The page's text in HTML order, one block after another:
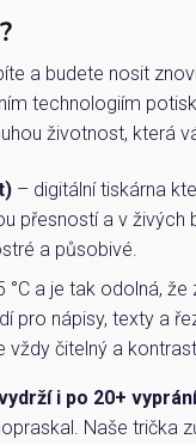
a budete nosit
technologiím
životnost, která
– digitální tiskárna
přesností a v živých
a působivé.
°C a je tak odolná, že
pro nápisy, texty a
vždy čitelný a
i po 20+
Naše trička